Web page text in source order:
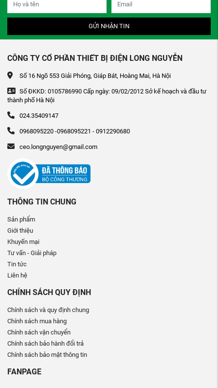
GỬI NHẬN TIN
CÔNG TY CỔ PHẦN THIẾT BỊ ĐIỆN LONG NGUYỄN
Số 16 Ngõ 553 Giải Phóng, Giáp Bát, Hoàng Mai, Hà Nội
Số ĐKKD: 0105786990 Cấp ngày: 09/02/2012 Sở kế hoạch và đầu tư
thành phố Hà Nội
024.35409147
0968095220 -0968095221 - 0912290680
ceo.longnguyen@gmail.com
THÔNG TIN CHUNG
Sản phẩm
Giới thiệu
Khuyến mại
Tư vấn - Giải pháp
Tin tức
Liên hệ
CHÍNH SÁCH QUY ĐỊNH
Chính sách và quy định chung
Chính sách mua hàng
Chính sách vận chuyển
Chính sách bảo hành đổi trả
Chính sách bảo mật thông tin
FANPAGE